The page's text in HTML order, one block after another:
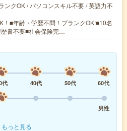
ンクOK / パソコンスキル不要 / 英語力不
！■年齢・学歴不問！ブランクOK!■10名
書不要■社会保険完…
代 40代 50代
60代
男性
もっと見る